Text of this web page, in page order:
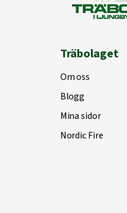
Träbolaget
Om oss
Blogg
Mina sidor
Nordic Fire